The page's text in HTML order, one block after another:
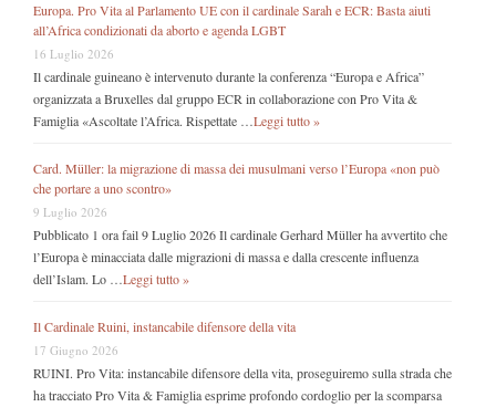
Europa. Pro Vita al Parlamento UE con il cardinale Sarah e ECR: Basta aiuti
all’Africa condizionati da aborto e agenda LGBT
16 Luglio 2026
Il cardinale guineano è intervenuto durante la conferenza “Europa e Africa”
organizzata a Bruxelles dal gruppo ECR in collaborazione con Pro Vita &
Famiglia «Ascoltate l’Africa. Rispettate …Leggi tutto »
Card. Müller: la migrazione di massa dei musulmani verso l’Europa «non può
che portare a uno scontro»
9 Luglio 2026
Pubblicato 1 ora fail 9 Luglio 2026 Il cardinale Gerhard Müller ha avvertito che
l’Europa è minacciata dalle migrazioni di massa e dalla crescente influenza
dell’Islam. Lo …Leggi tutto »
Il Cardinale Ruini, instancabile difensore della vita
17 Giugno 2026
RUINI. Pro Vita: instancabile difensore della vita, proseguiremo sulla strada che
ha tracciato Pro Vita & Famiglia esprime profondo cordoglio per la scomparsa